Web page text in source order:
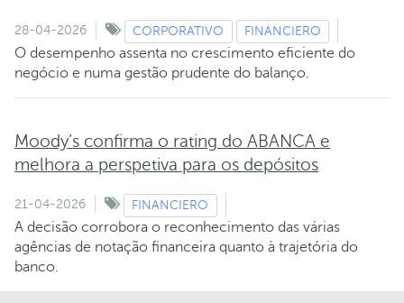
28-04-2026 CORPORATIVO FINANCIERO
O desempenho assenta no crescimento eficiente do
negócio e numa gestão prudente do balanço.
Moody’s confirma o rating do ABANCA e
melhora a perspetiva para os depósitos
21-04-2026 FINANCIERO
A decisão corrobora o reconhecimento das várias
agências de notação financeira quanto à trajetória do
banco.